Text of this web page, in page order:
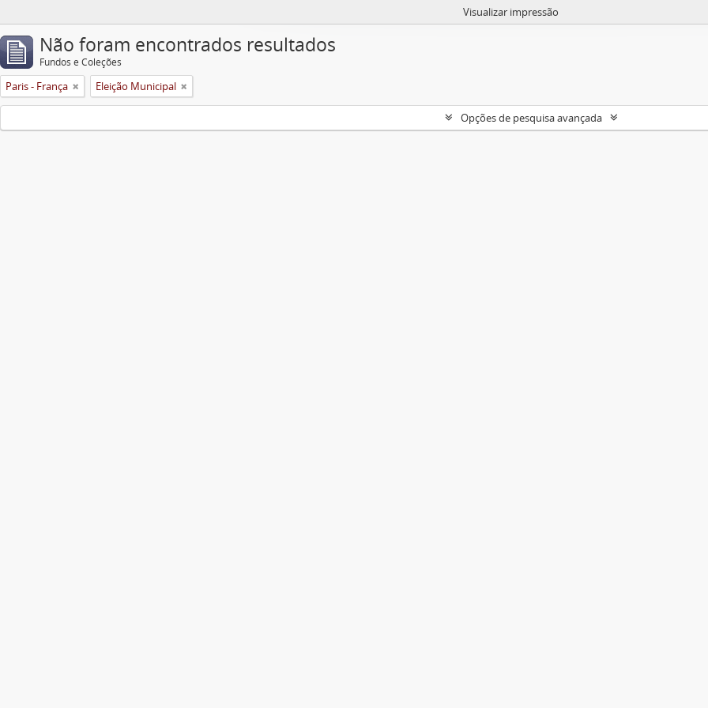
Visualizar impressão
Não foram encontrados resultados
Fundos e Coleções
Paris - França Eleição Municipal
Opções de pesquisa avançada